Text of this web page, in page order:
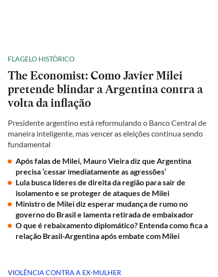
FLAGELO HISTÓRICO
The Economist: Como Javier Milei
pretende blindar a Argentina contra a
volta da inflação
Presidente argentino está reformulando o Banco Central de
maneira inteligente, mas vencer as eleições continua sendo
fundamental
Após falas de Milei, Mauro Vieira diz que Argentina
precisa ‘cessar imediatamente as agressões’
Lula busca líderes de direita da região para sair de
isolamento e se proteger de ataques de Milei
Ministro de Milei diz esperar mudança de rumo no
governo do Brasil e lamenta retirada de embaixador
O que é rebaixamento diplomático? Entenda como fica a
relação Brasil-Argentina após embate com Milei
VIOLÊNCIA CONTRA A EX-MULHER